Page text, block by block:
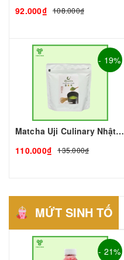
92.000₫ 108.000₫
- 19%
Matcha Uji Culinary Nhật gói 100gr | Nguyên liệu pha chế - TOBEE FOOD
110.000₫
135.000₫
MỨT SINH TỐ
- 21%